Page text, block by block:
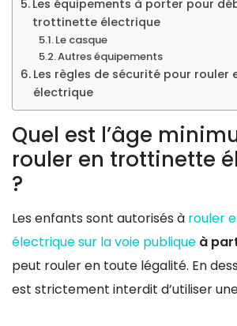
Les équipements à porter pour
trottinette électrique
Le casque
Autres équipements
Les règles de sécurité pour
électrique
Quel est l’âge
rouler en trottinette
?
Les enfants sont autorisés à rouler
électrique sur la voie publique à
peut rouler en toute légalité. En
est strictement interdit d’utiliser